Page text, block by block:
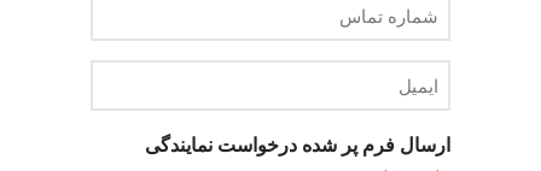
(ضروری)
تماس
(ضروری)
ایمیل
(ضروری)
ارسال فرم پر شده درخواست نمایندگی